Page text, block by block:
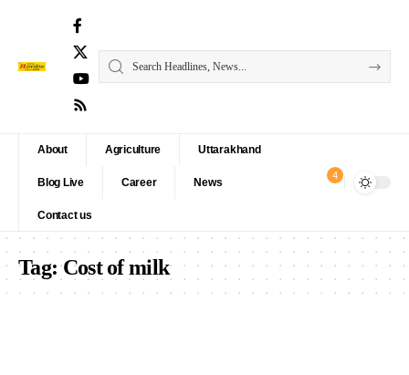
About Agriculture Uttarakhand
Blog Live Career News
Contact us
4
Tag:Cost of milk